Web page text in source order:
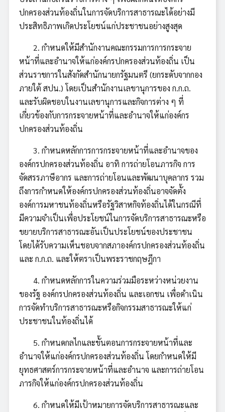
ปกครองส่วนท้องถิ่นในการจัดบริการสาธารณะได้อย่างมี
ประสิทธิภาพเกิดประโยชน์แก่ประชาชนอย่างสูงสุด
2. กำหนดให้มีสำนักงานคณะกรรมการการกระจาย
หน้าที่และอำนาจให้แก่องค์กรปกครองส่วนท้องถิ่น เป็น
ส่วนราชการในสังกัดสำนักนายกรัฐมนตรี (ยกระดับจากกอง
ภายใต้ สปน.) โดยเป็นสำนักงานเลขานุการของ ก.ก.ถ.
และรับผิดชอบในงานเลขานุการและกิจการต่าง ๆ ที่
เกี่ยวข้องกับการกระจายหน้าที่และอำนาจให้แก่องค์กร
ปกครองส่วนท้องถิ่น
3. กำหนดหลักการการกระจายหน้าที่และอำนาจของ
องค์กรปกครองส่วนท้องถิ่น อาทิ การถ่ายโอนภารกิจ การ
จัดสรรภาษีอากร และการถ่ายโอนและพัฒนาบุคลากร รวม
ถึงการกำหนดให้องค์กรปกครองส่วนท้องถิ่นอาจจัดตั้ง
องค์การมหาชนท้องถิ่นหรือรัฐวิสาหกิจท้องถิ่นได้ในกรณีที่
มีความจำเป็นเพื่อประโยชน์ในการจัดบริการสาธารณะหรือ
ขยายบริการสาธารณะอันเป็นประโยชน์ของประชาชน
โดยได้รับความเห็นชอบจากสภาองค์กรปกครองส่วนท้องถิ่น
และ ก.ก.ถ. และให้ตราเป็นพระราชกฤษฎีกา
4. กำหนดหลักการในความร่วมมือระหว่างหน่วยงาน
ของรัฐ องค์กรปกครองส่วนท้องถิ่น และเอกชน เพื่อดำเนิน
การจัดทำบริการสาธารณะหรือกิจกรรมสาธารณะให้แก่
ประชาชนในท้องถิ่นได้
5. กำหนดกลไกและขั้นตอนการกระจายหน้าที่และ
อำนาจให้แก่องค์กรปกครองส่วนท้องถิ่น โดยกำหนดให้มี
ยุทธศาสตร์การกระจายหน้าที่และอำนาจ และการถ่ายโอน
ภารกิจให้แก่องค์กรปกครองส่วนท้องถิ่น
6. กำหนดให้มีเป้าหมายการจัดบริการสาธารณะและ